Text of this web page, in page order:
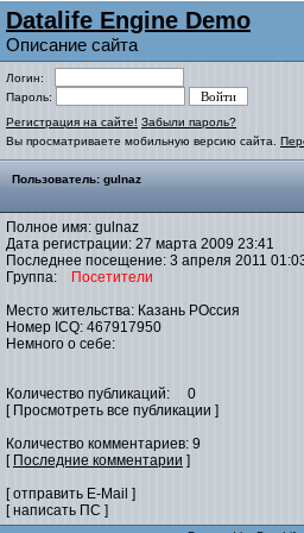
Datalife Engine Demo
Описание сайта
Логин:
Пароль:
Регистрация на сайте! Забыли пароль?
Вы просматриваете мобильную версию сайта.
Пользователь: gulnaz
Полное имя: gulnaz
Дата регистрации: 27 марта 2009 23:41
Последнее посещение: 3 апреля 2011
Группа:
Посетители
Место жительства: Казань РОссия
Номер ICQ: 467917950
Немного о себе:
Количество публикаций: 0
[ Просмотреть все публикации ]
Количество комментариев: 9
[ Последние комментарии ]
[ отправить E-Mail ]
[ написать ПС ]